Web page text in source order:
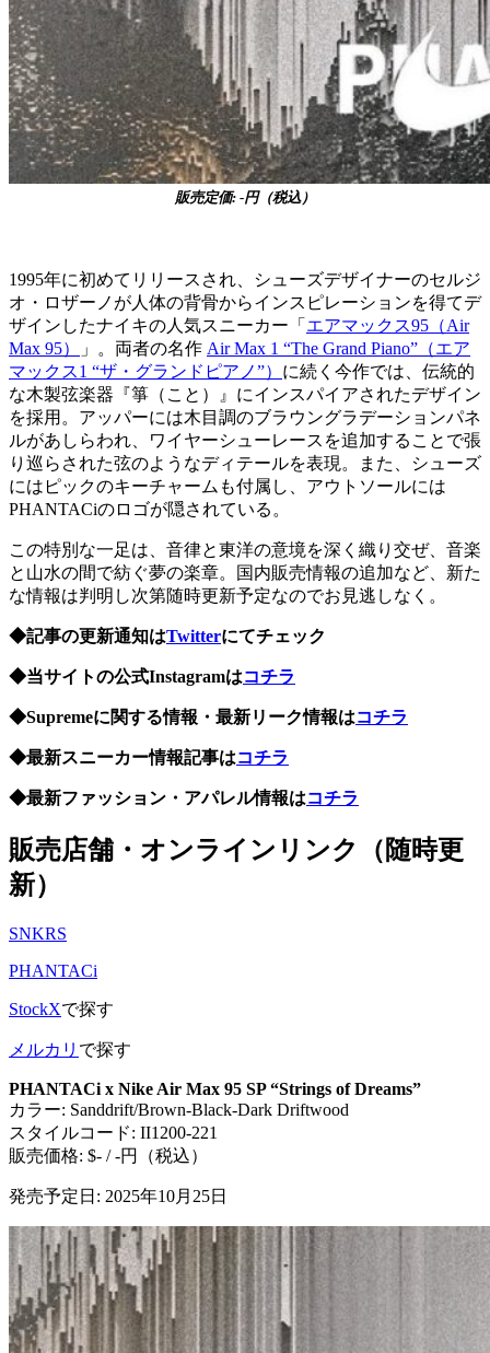
販売定価: -円（税込）
1995年に初めてリリースされ、シューズデザイナーのセルジ
オ・ロザーノが人体の背骨からインスピレーションを得てデ
ザインしたナイキの人気スニーカー「 エアマックス95（Air
Max 95）
」。両者の名作 Air Max 1 “The Grand Piano”（エア
マックス1 “ザ・グランドピアノ”） に続く今作では、伝統的
な木製弦楽器『箏（こと）』にインスパイアされたデザイン
を採用。アッパーには木目調のブラウングラデーションパネ
ルがあしらわれ、ワイヤーシューレースを追加することで張
り巡らされた弦のようなディテールを表現。また、シューズ
にはピックのキーチャームも付属し、アウトソールには
PHANTACiのロゴが隠されている。
この特別な一足は、音律と東洋の意境を深く織り交ぜ、音楽
と山水の間で紡ぐ夢の楽章。国内販売情報の追加など、新た
な情報は判明し次第随時更新予定なのでお見逃しなく。
◆記事の更新通知はTwitterにてチェック
◆当サイトの公式Instagramはコチラ
◆Supremeに関する情報・最新リーク情報はコチラ
◆最新スニーカー情報記事はコチラ
◆最新ファッション・アパレル情報はコチラ
販売店舗・オンラインリンク（随時更
新）
SNKRS
PHANTACi
StockXで探す
メルカリ で探す
PHANTACi x Nike Air Max 95 SP “Strings of Dreams”
カラー: Sanddrift/Brown-Black-Dark Driftwood
スタイルコード: II1200-221
販売価格: $- / -円（税込）
発売予定日: 2025年10月25日